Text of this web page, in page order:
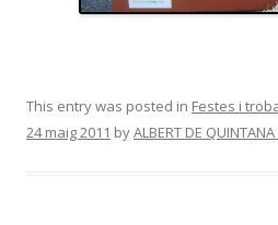
This entry was posted in Festes i
24 maig 2011 byALBERT DE QUINTANA